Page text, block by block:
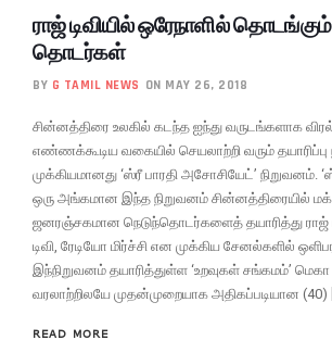
ராஜ் டிவியில் ஒரேநாளில் தொடங்கும்
தொடர்கள்
BY G TAMIL NEWS ON MAY 26, 2018
சின்னத்திரை உலகில் கடந்த ஐந்து வருடங்களாக விரல்
எண்ணக்கூடிய வகையில் செயலாற்றி வரும் தயாரிப்பு
முக்கியமானது ‘ஸ்ரீ பாரதி அசோசியேட்’ நிறுவனம்.
ஒரு அங்கமான இந்த நிறுவனம் சின்னத்திரையில்
ஜனரஞ்சகமான நெடுந்தொடர்களைத் தயாரித்து ராஜ்
டிவி, ரேடியோ மிர்ச்சி என முக்கிய சேனல்களில்
இந்நிறுவனம் தயாரித்துள்ள ‘உறவுகள் சங்கமம்’
வரலாற்றிலயே முதன்முறையாக அதிகப்படியான (40)
READ MORE